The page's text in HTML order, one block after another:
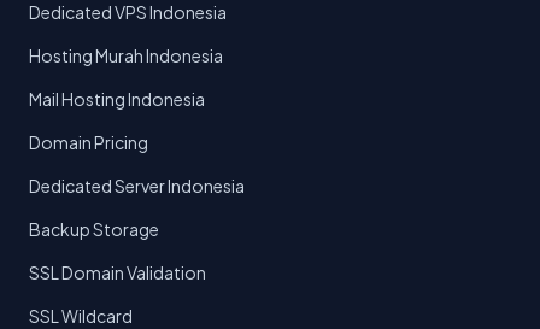
Dedicated VPS Indonesia
Hosting Murah Indonesia
Mail Hosting Indonesia
Domain Pricing
Dedicated Server Indonesia
Backup Storage
SSL Domain Validation
SSL Wildcard